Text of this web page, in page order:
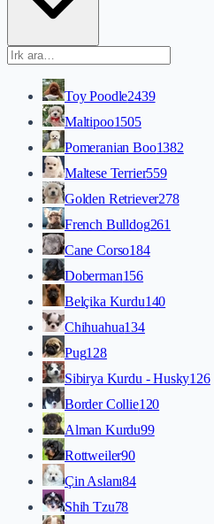
Toy Poodle2439
Maltipoo1505
Pomeranian Boo1382
Maltese Terrier559
Golden Retriever278
French Bulldog261
Cane Corso184
Doberman156
Belçika Kurdu140
Chihuahua134
Pug128
Sibirya Kurdu - Husky126
Border Collie120
Alman Kurdu99
Rottweiler90
Çin Aslanı84
Shih Tzu78